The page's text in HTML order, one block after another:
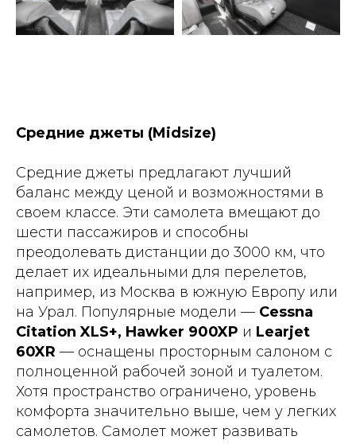
Средние джеты (Midsize)
Средние джеты предлагают лучший
баланс между ценой и возможностями в
своем классе. Эти самолета вмещают до
шести пассажиров и способны
преодолевать дистанции до 3000 км, что
делает их идеальными для перелетов,
например, из Москва в южную Европу или
на Урал. Популярные модели — Cessna
Citation XLS+, Hawker 900XP и Learjet
60XR — оснащены просторным салоном с
полноценной рабочей зоной и туалетом.
Хотя пространство ограничено, уровень
комфорта значительно выше, чем у легких
самолетов. Самолет может развивать